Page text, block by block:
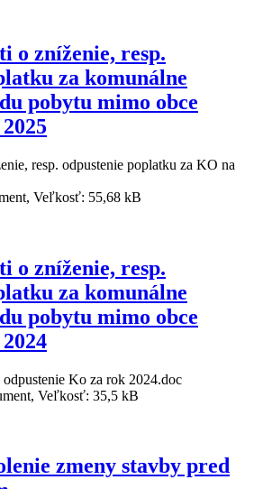
o zníženie, resp.
za komunálne
pobytu mimo obce
resp. odpustenie poplatku za KO na
Veľkosť: 55,68 kB
o zníženie, resp.
za komunálne
pobytu mimo obce
Ko za rok 2024.doc
Veľkosť: 35,5 kB
zmeny stavby pred